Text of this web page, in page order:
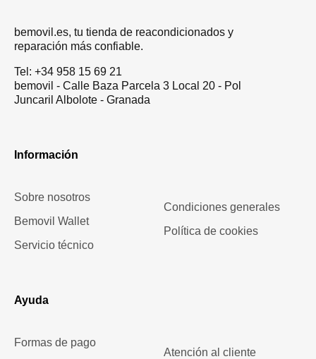
bemovil.es, tu tienda de reacondicionados y
reparación más confiable.
Tel: +34 958 15 69 21
bemovil - Calle Baza Parcela 3 Local 20 - Pol
Juncaril Albolote - Granada
Información
Sobre nosotros
Bemovil Wallet
Servicio técnico
Condiciones generales
Política de cookies
Ayuda
Formas de pago
Atención al cliente